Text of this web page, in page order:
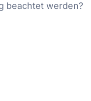
beachtet werden?